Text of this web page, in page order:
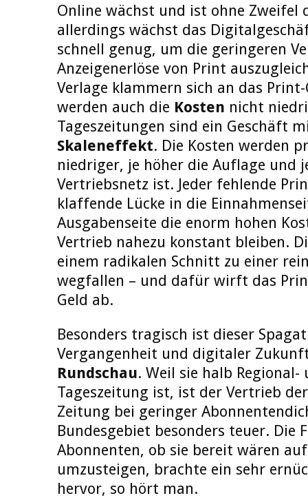
Online wächst und ist ohne Zweifel
allerdings wächst das
schnell genug, um die geringeren
Anzeigenerlöse von Print
Verlage klammern sich an das
werden auch die Kosten nicht
Tageszeitungen sind ein Geschäft
Skaleneffekt. Die Kosten werden
niedriger, je höher die Auflage und
Vertriebsnetz ist. Jeder fehlende
klaffende Lücke in die
Ausgabenseite die enorm hohen
Vertrieb nahezu konstant bleiben.
einem radikalen Schnitt zu einer
wegfallen – und dafür wirft das
Geld ab.
Besonders tragisch ist dieser
Vergangenheit und digitaler
Rundschau. Weil sie halb
Tageszeitung ist, ist der Vertrieb
Zeitung bei geringer
Bundesgebiet besonders teuer. Die
Abonnenten, ob sie bereit wären
umzusteigen, brachte ein sehr
hervor, so hört man.